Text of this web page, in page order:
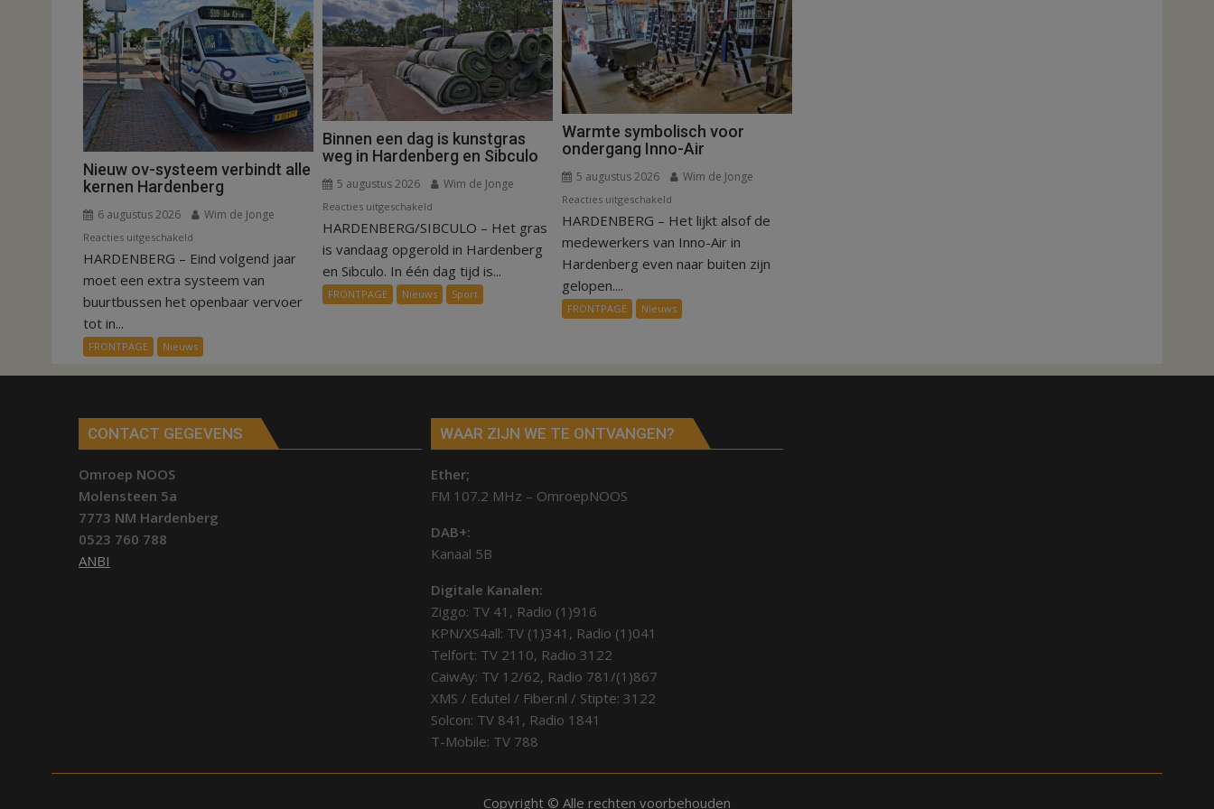
Nieuw ov-systeem verbindt alle
kernen Hardenberg
6 augustus 2026 Wim de Jonge
Reacties uitgeschakeld
Nieuw
ov-
systeem
alle
kernen
Hardenberg
HARDENBERG – Eind volgend jaar
moet een extra systeem van
buurtbussen het openbaar vervoer
tot in...
FRONTPAGE Nieuws
Binnen een dag is kunstgras
weg in Hardenberg en Sibculo
5 augustus 2026 Wim de Jonge
Reacties uitgeschakeld
Binnen
een
dag
is
kunstgras
HARDENBERG/SIBCULO – Het gras
is vandaag opgerold in Hardenberg
en Sibculo. In één dag tijd is...
FRONTPAGE Nieuws Sport
Warmte symbolisch voor
ondergang Inno-Air
5 augustus 2026 Wim de Jonge
Reacties uitgeschakeld
Warmte
symbolisch
Inno-
Air
HARDENBERG – Het lijkt alsof de
medewerkers van Inno-Air in
Hardenberg even naar buiten zijn
gelopen....
FRONTPAGE Nieuws
CONTACT GEGEVENS
Omroep NOOS
Molensteen 5a
7773 NM Hardenberg
0523 760 788
ANBI
WAAR ZIJN WE TE ONTVANGEN?
Ether;
FM 107.2 MHz – OmroepNOOS
DAB+:
Kanaal 5B
Digitale Kanalen:
Ziggo: TV 41, Radio (1)916
KPN/XS4all: TV (1)341, Radio (1)041
Telfort: TV 2110, Radio 3122
CaiwAy: TV 12/62, Radio 781/(1)867
XMS / Edutel / Fiber.nl / Stipte: 3122
Solcon: TV 841, Radio 1841
T-Mobile: TV 788
Copyright © Alle rechten voorbehouden